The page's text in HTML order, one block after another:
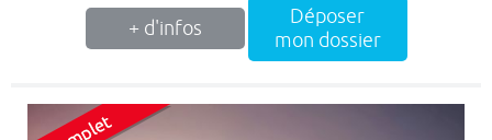
+ d'infos
Déposer
mon dossier